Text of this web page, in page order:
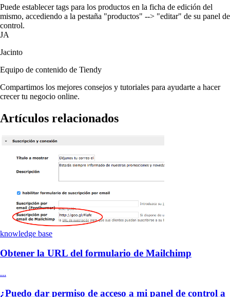
Puede establecer tags para los productos en la ficha de edición del
mismo, accediendo a la pestaña "productos" --> "editar" de su panel de
control.
JA
Jacinto
Equipo de contenido de Tiendy
Compartimos los mejores consejos y tutoriales para ayudarte a hacer
crecer tu negocio online.
Artículos relacionados
knowledge base
Obtener la URL del formulario de Mailchimp
...
¿Puedo dar permiso de acceso a mi panel de control a